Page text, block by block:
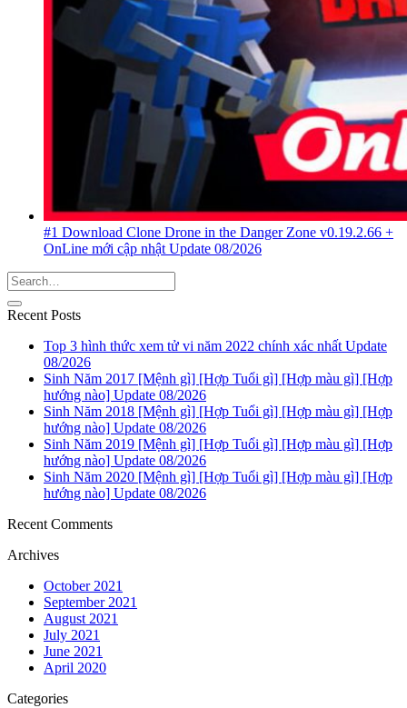
#1 Download Clone Drone in the Danger Zone v0.19.2.66 +
OnLine mới cập nhật Update 08/2026
Recent Posts
Top 3 hình thức xem tử vi năm 2022 chính xác nhất Update
08/2026
Sinh Năm 2017 [Mệnh gì] [Hợp Tuổi gì] [Hợp màu gì] [Hợp
hướng nào] Update 08/2026
Sinh Năm 2018 [Mệnh gì] [Hợp Tuổi gì] [Hợp màu gì] [Hợp
hướng nào] Update 08/2026
Sinh Năm 2019 [Mệnh gì] [Hợp Tuổi gì] [Hợp màu gì] [Hợp
hướng nào] Update 08/2026
Sinh Năm 2020 [Mệnh gì] [Hợp Tuổi gì] [Hợp màu gì] [Hợp
hướng nào] Update 08/2026
Recent Comments
Archives
October 2021
September 2021
August 2021
July 2021
June 2021
April 2020
Categories